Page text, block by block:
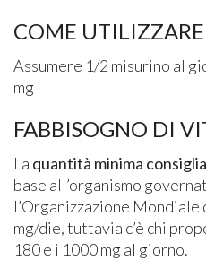
COME
Assumere 1/2 misurino al
mg
FABBISOGNO DI
La quantità minima
base all’organismo
l’Organizzazione Mondiale
mg/die, tuttavia c’è chi
180 e i 1000 mg al giorno.